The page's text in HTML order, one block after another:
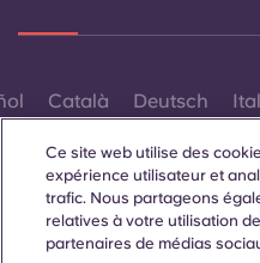
Català Deutsch
Ce site web utilise des
expérience utilisateur et
trafic. Nous partageons
relatives à votre utilisation
partenaires de médias